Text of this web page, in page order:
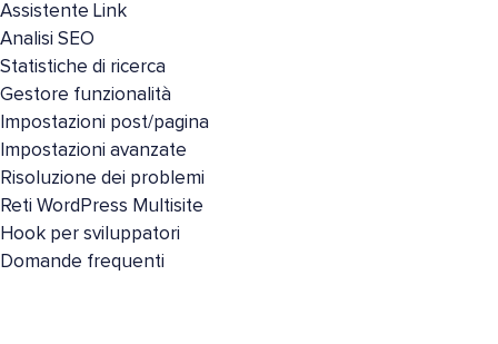
Assistente Link
Analisi SEO
Statistiche di ricerca
Gestore funzionalità
Impostazioni post/pagina
Impostazioni avanzate
Risoluzione dei problemi
Reti WordPress Multisite
Hook per sviluppatori
Domande frequenti